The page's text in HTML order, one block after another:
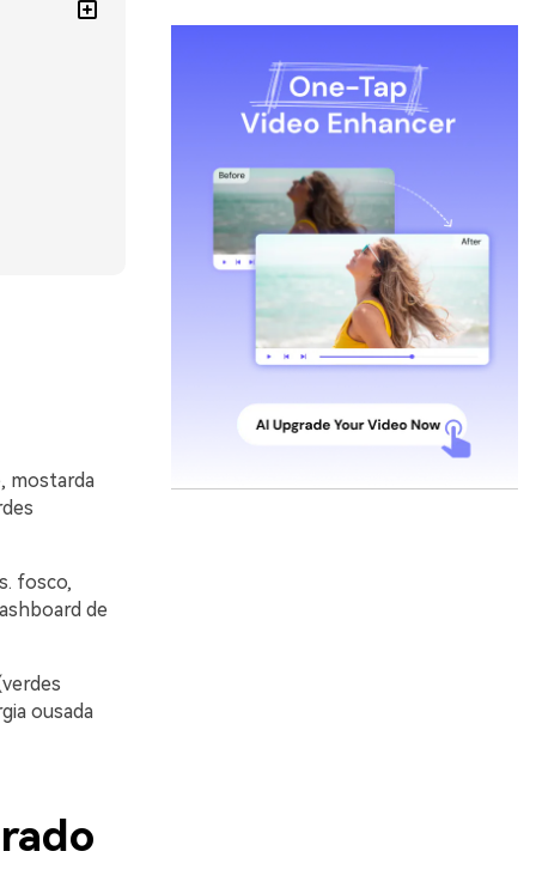
mostarda
fosco,
de
ousada